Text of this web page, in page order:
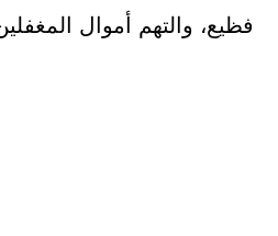
فظيع، والتهم أموال